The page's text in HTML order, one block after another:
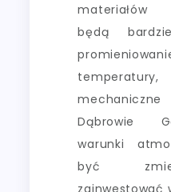
materiałów
będą
Dąbrowie
warunki
być
zainwestować